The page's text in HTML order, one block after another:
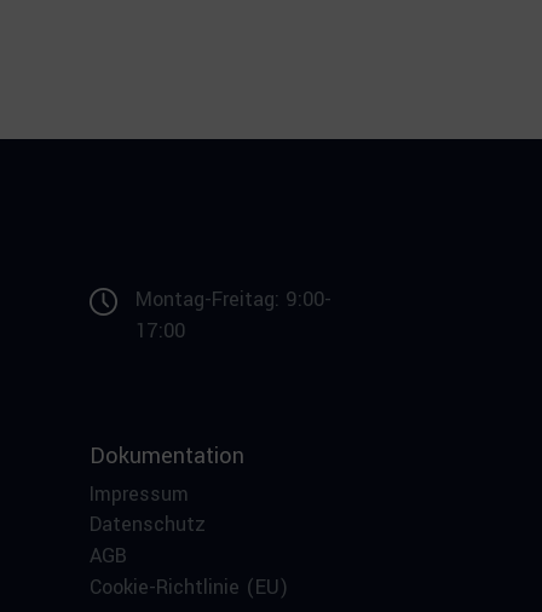
Montag-Freitag: 9:00-
17:00
Dokumentation
Impressum
Datenschutz
AGB
Cookie-Richtlinie (EU)